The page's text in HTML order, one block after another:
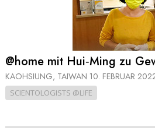
@home mit Hui‑Ming zu
KAOHSIUNG, TAIWAN 10. FEBRUAR
SCIENTOLOGISTS @LIFE